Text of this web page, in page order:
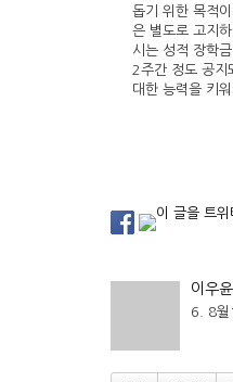
돕기 위한 목적
은 별도로 고지
시는 성적 장학
2주간 정도 공지
대한 능력을 키
이우윤
6. 8월